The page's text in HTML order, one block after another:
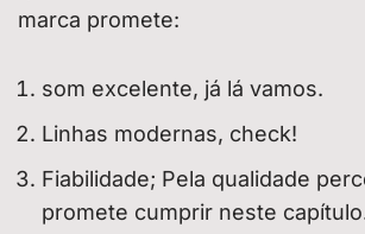
marca promete:
som excelente, já lá vamos.
Linhas modernas, check!
Fiabilidade; Pela qualidade
promete cumprir neste